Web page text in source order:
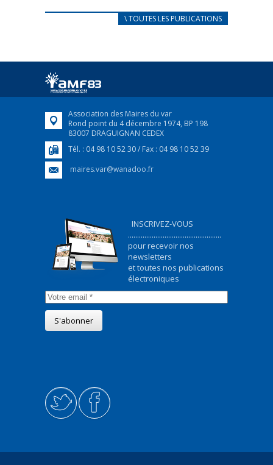
CARNET D’ACCUEIL
Afin d’accompagner au mieux les réfugiés
FEUILLETER
\ TOUTES LES PUBLICATIONS
Association des Maires du var
Rond point du 4 décembre 1974, BP 198
83007 DRAGUIGNAN CEDEX
Tél. : 04 98 10 52 30 / Fax : 04 98 10 52 39
maires.var@wanadoo.fr
INSCRIVEZ-VOUS
...................................................
pour recevoir nos
newsletters
et toutes nos publications
électroniques